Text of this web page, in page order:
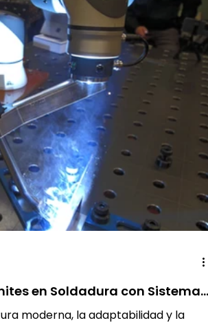
en Soldadura con Sistemas
moderna, la adaptabilidad y la